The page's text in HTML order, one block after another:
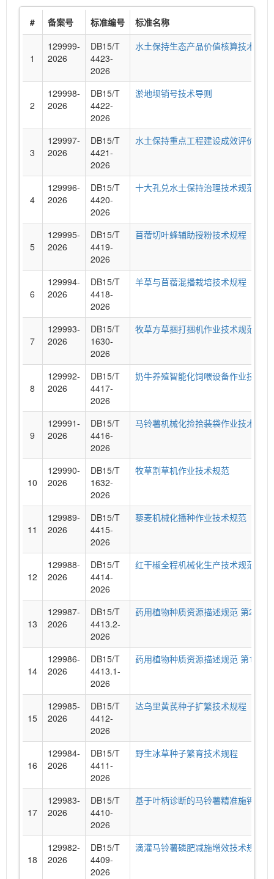
# 备案号 标准编号 标准名称
1
129999-
2026
DB15/T
4423-
2026
水土保持生态产品价值核算技术指南
2
129998-
2026
DB15/T
4422-
2026
淤地坝销号技术导则
3
129997-
2026
DB15/T
4421-
2026
水土保持重点工程建设成效评价技
4
129996-
2026
DB15/T
4420-
2026
十大孔兑水土保持治理技术规范
5
129995-
2026
DB15/T
4419-
2026
苜蓿切叶蜂辅助授粉技术规程
6
129994-
2026
DB15/T
4418-
2026
羊草与苜蓿混播栽培技术规程
7
129993-
2026
DB15/T
1630-
2026
牧草方草捆打捆机作业技术规范
8
129992-
2026
DB15/T
4417-
2026
奶牛养殖智能化饲喂设备作业技术
9
129991-
2026
DB15/T
4416-
2026
马铃薯机械化捡拾装袋作业技术规范
10
129990-
2026
DB15/T
1632-
2026
牧草割草机作业技术规范
11
129989-
2026
DB15/T
4415-
2026
藜麦机械化播种作业技术规范
12
129988-
2026
DB15/T
4414-
2026
红干椒全程机械化生产技术规范
13
129987-
2026
DB15/T
4413.2-
2026
药用植物种质资源描述规范 第2部分
14
129986-
2026
DB15/T
4413.1-
2026
药用植物种质资源描述规范 第1部分
15
129985-
2026
DB15/T
4412-
2026
达乌里黄芪种子扩繁技术规程
16
129984-
2026
DB15/T
4411-
2026
野生冰草种子繁育技术规程
17
129983-
2026
DB15/T
4410-
2026
基于叶柄诊断的马铃薯精准施钾技
18
129982-
2026
DB15/T
4409-
2026
滴灌马铃薯磷肥减施增效技术规程